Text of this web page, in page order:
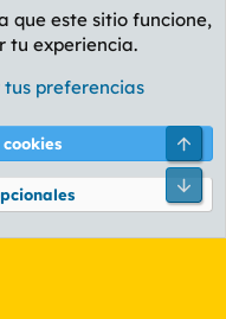
de privacidad Ayuda
XenForo Ltd.
que este sitio funcione,
tu experiencia.
preferencias
Pie